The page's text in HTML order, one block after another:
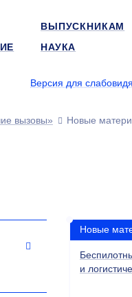
ВЫПУСКНИКАМ
НАУКА
Версия для
вызовы» Новые
Новые
и